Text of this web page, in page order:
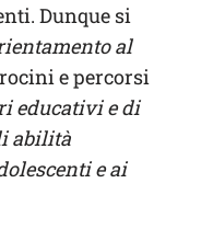
Dunque si
al
e percorsi
educativi e di
abilità
e ai